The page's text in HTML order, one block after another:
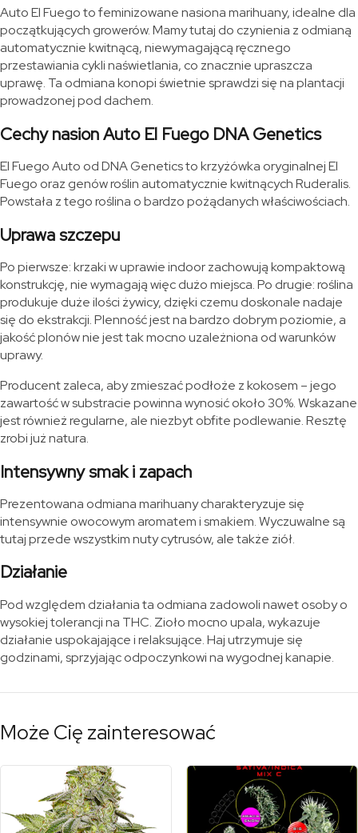
Auto El Fuego to feminizowane nasiona marihuany, idealne dla
początkujących growerów. Mamy tutaj do czynienia z odmianą
automatycznie kwitnącą, niewymagającą ręcznego
przestawiania cykli naświetlania, co znacznie upraszcza
uprawę. Ta odmiana konopi świetnie sprawdzi się na plantacji
prowadzonej pod dachem.
Cechy nasion Auto El Fuego DNA Genetics
El Fuego Auto od DNA Genetics to krzyżówka oryginalnej El
Fuego oraz genów roślin automatycznie kwitnących Ruderalis.
Powstała z tego roślina o bardzo pożądanych właściwościach.
Uprawa szczepu
Po pierwsze: krzaki w uprawie indoor zachowują kompaktową
konstrukcję, nie wymagają więc dużo miejsca. Po drugie: roślina
produkuje duże ilości żywicy, dzięki czemu doskonale nadaje
się do ekstrakcji. Plenność jest na bardzo dobrym poziomie, a
jakość plonów nie jest tak mocno uzależniona od warunków
uprawy.
Producent zaleca, aby zmieszać podłoże z kokosem – jego
zawartość w substracie powinna wynosić około 30%. Wskazane
jest również regularne, ale niezbyt obfite podlewanie. Resztę
zrobi już natura.
Intensywny smak i zapach
Prezentowana odmiana marihuany charakteryzuje się
intensywnie owocowym aromatem i smakiem. Wyczuwalne są
tutaj przede wszystkim nuty cytrusów, ale także ziół.
Działanie
Pod względem działania ta odmiana zadowoli nawet osoby o
wysokiej tolerancji na THC. Zioło mocno upala, wykazuje
działanie uspokajające i relaksujące. Haj utrzymuje się
godzinami, sprzyjając odpoczynkowi na wygodnej kanapie.
Może Cię zainteresować